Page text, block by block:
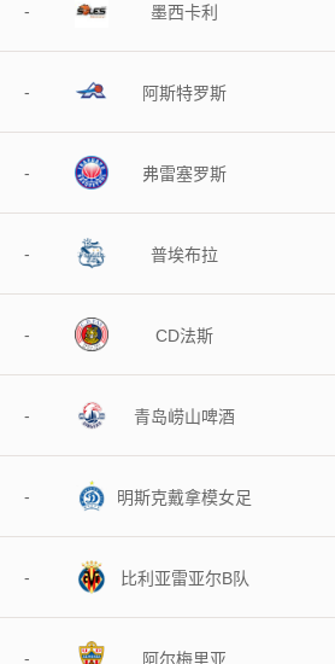
- 墨西卡利
- 阿斯特罗斯
- 弗雷塞罗斯
- 普埃布拉
- CD法斯
- 青岛崂山啤酒
- 明斯克戴拿模女足
- 比利亚雷亚尔B队
- 阿尔梅里亚